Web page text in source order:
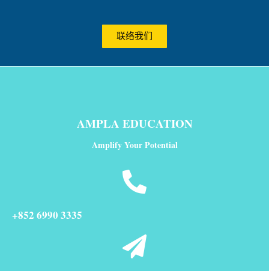
联络我们
AMPLA EDUCATION
Amplify Your Potential
+852 6990 3335